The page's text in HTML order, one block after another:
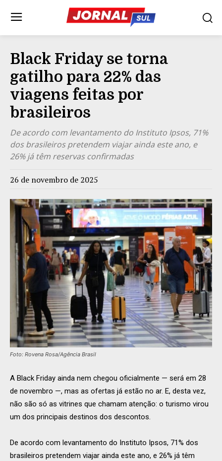
Black Friday se torna
gatilho para 22% das
viagens feitas por
brasileiros
De acordo com levantamento do Instituto Ipsos, 71%
dos brasileiros pretendem viajar ainda este ano, e
26% já têm reservas confirmadas
26 de novembro de 2025
Foto: Rovena Rosa/Agência Brasil
A Black Friday ainda nem chegou oficialmente — será em 28
de novembro —, mas as ofertas já estão no ar. E, desta vez,
não são só as vitrines que chamam atenção: o turismo virou
um dos principais destinos dos descontos.
De acordo com levantamento do Instituto Ipsos, 71% dos
brasileiros pretendem viajar ainda este ano, e 26% já têm